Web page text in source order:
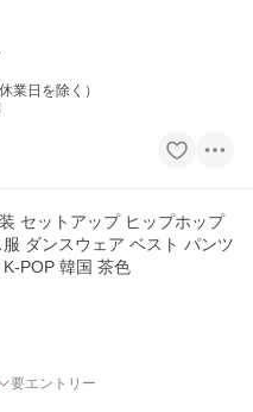
業日を除く）
セットアップ ヒップホップ
ダンスウェア ベスト パンツ
POP 韓国 茶色
要エントリー